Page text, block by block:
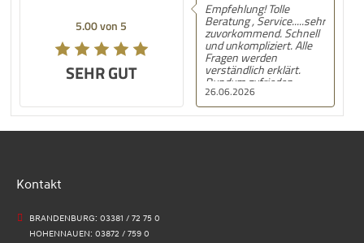
5.00 von 5
SEHR GUT
26.06.2026
Empfehlung! Tolle
Beratung , Service.....sehr
zuvorkommend. Schnell
und unkompliziert. Alle
Fragen werden
verständlich erklärt.
Rundum zufrieden.
Kontakt
BRANDENBURG: 03381 / 72 75 0
HOHENNAUEN: 03872 / 759 0